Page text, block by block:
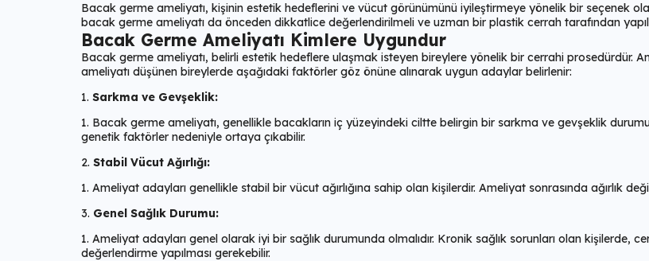
Bacak germe ameliyatı, kişinin estetik hedeflerini ve vücut görünümünü iyileştirmeye yönelik bir seçenek
bacak germe ameliyatı da önceden dikkatlice değerlendirilmeli ve uzman bir plastik cerrah tarafından
Bacak Germe Ameliyatı Kimlere Uygundur
Bacak germe ameliyatı, belirli estetik hedeflere ulaşmak isteyen bireylere yönelik bir cerrahi prosedürdür.
ameliyatı düşünen bireylerde aşağıdaki faktörler göz önüne alınarak uygun adaylar belirlenir:
Sarkma ve Gevşeklik:
Bacak germe ameliyatı, genellikle bacakların iç yüzeyindeki ciltte belirgin bir sarkma ve gevşeklik
genetik faktörler nedeniyle ortaya çıkabilir.
Stabil Vücut Ağırlığı:
Ameliyat adayları genellikle stabil bir vücut ağırlığına sahip olan kişilerdir. Ameliyat sonrasında ağırlık
Genel Sağlık Durumu:
Ameliyat adayları genel olarak iyi bir sağlık durumunda olmalıdır. Kronik sağlık sorunları olan kişilerde,
değerlendirme yapılması gerekebilir.